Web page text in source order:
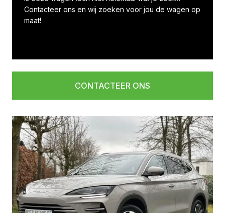
Contacteer ons en wij zoeken voor jou de wagen op
maat!
CONTACTEER ONS